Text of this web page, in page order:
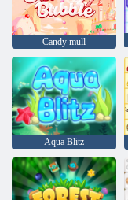
Candy mull
Aqua Blitz